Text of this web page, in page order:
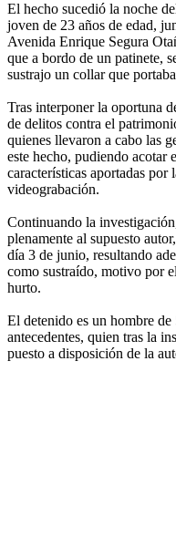
El hecho sucedió la noche
joven de 23 años de edad,
Avenida Enrique Segura
que a bordo de un patinete,
sustrajo un collar que
Tras interponer la oportuna
de delitos contra el
quienes llevaron a cabo las
este hecho, pudiendo acotar
características aportadas por
videograbación.
Continuando la
plenamente al supuesto
día 3 de junio, resultando
como sustraído, motivo por
hurto.
El detenido es un hombre
antecedentes, quien tras la
puesto a disposición de la